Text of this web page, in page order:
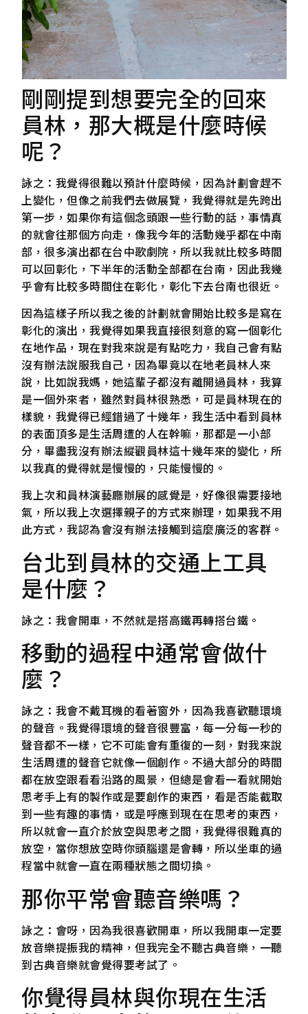
剛剛提到想要完全的回來
員林，那大概是什麼時候
呢？
詠之：我覺得很難以預計什麼時候，因為計劃會趕不
上變化，但像之前我們去做展覽，我覺得就是先跨出
第一步，如果你有這個念頭跟一些行動的話，事情真
的就會往那個方向走，像我今年的活動幾乎都在中南
部，很多演出都在台中歌劇院，所以我就比較多時間
可以回彰化，下半年的活動全部都在台南，因此我幾
乎會有比較多時間住在彰化，彰化下去台南也很近。
因為這樣子所以我之後的計劃就會開始比較多是寫在
彰化的演出，我覺得如果我直接很刻意的寫一個彰化
在地作品，現在對我來說是有點吃力，我自己會有點
沒有辦法說服我自己，因為畢竟以在地老員林人來
說，比如說我媽，她這輩子都沒有離開過員林，我算
是一個外來者，雖然對員林很熟悉，可是員林現在的
樣貌，我覺得已經錯過了十幾年，我生活中看到員林
的表面頂多是生活周遭的人在幹嘛，那都是一小部
分，畢盡我沒有辦法縱觀員林這十幾年來的變化，所
以我真的覺得就是慢慢的，只能慢慢的。
我上次和員林演藝廳辦展的感覺是，好像很需要接地
氣，所以我上次選擇親子的方式來辦理，如果我不用
此方式，我認為會沒有辦法接觸到這麼廣泛的客群。
台北到員林的交通上工具
是什麼？
詠之：我會開車，不然就是搭高鐵再轉搭台鐵。
移動的過程中通常會做什
麼？
詠之：我會不戴耳機的看著窗外，因為我喜歡聽環境
的聲音。我覺得環境的聲音很豐富，每一分每一秒的
聲音都不一樣，它不可能會有重復的一刻，對我來說
生活周遭的聲音它就像一個創作。不過大部分的時間
都在放空跟看看沿路的風景，但總是會看一看就開始
思考手上有的製作或是要創作的東西，看是否能截取
到一些有趣的事情，或是呼應到現在在思考的東西，
所以就會一直介於放空與思考之間，我覺得很難真的
放空，當你想放空時你頭腦還是會轉，所以坐車的過
程當中就會一直在兩種狀態之間切換。
那你平常會聽音樂嗎？
詠之：會呀，因為我很喜歡開車，所以我開車一定要
放音樂提振我的精神，但我完全不聽古典音樂，一聽
到古典音樂就會覺得要考試了。
你覺得員林與你現在生活